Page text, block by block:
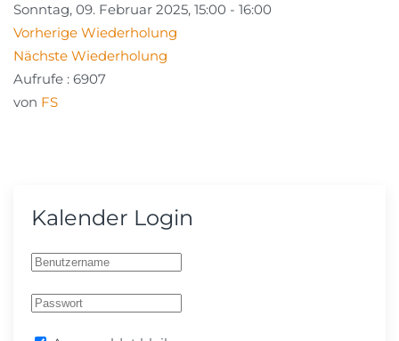
Sonntag, 09. Februar 2025, 15:00 - 16:00
Vorherige Wiederholung
Nächste Wiederholung
Aufrufe : 6907
von FS
Kalender Login